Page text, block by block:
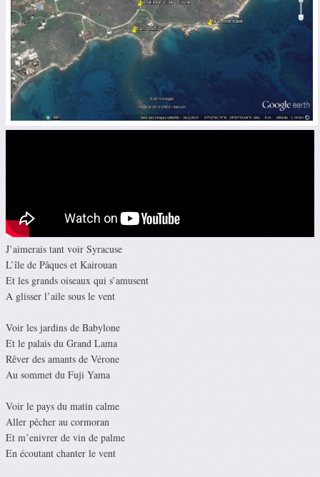
J’aimerais tant voir Syracuse
L’île de Pâques et Kairouan
Et les grands oiseaux qui s’amusent
A glisser l’aile sous le vent
Voir les jardins de Babylone
Et le palais du Grand Lama
Rêver des amants de Vérone
Au sommet du Fuji Yama
Voir le pays du matin calme
Aller pêcher au cormoran
Et m’enivrer de vin de palme
En écoutant chanter le vent